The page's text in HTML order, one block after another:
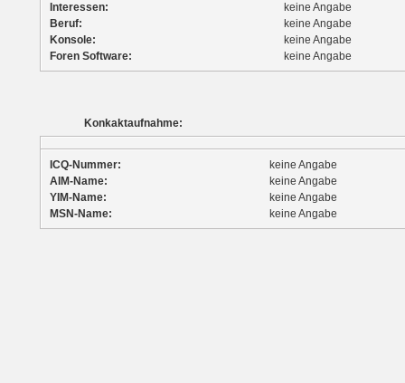
Interessen:
keine Angabe
Beruf:
keine Angabe
Konsole:
keine Angabe
Foren Software:
keine Angabe
Konkaktaufnahme:
ICQ-Nummer:
keine Angabe
AIM-Name:
keine Angabe
YIM-Name:
keine Angabe
MSN-Name:
keine Angabe